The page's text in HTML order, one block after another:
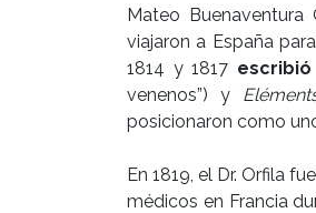
Mateo
viajaron a España
1814 y 1817
venenos”) y
posicionaron como
En 1819, el Dr. Orfila
médicos en Francia